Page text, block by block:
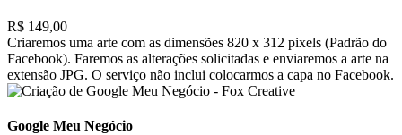
R$ 149,00
Criaremos uma arte com as dimensões 820 x 312 pixels (Padrão do
Facebook). Faremos as alterações solicitadas e enviaremos a arte na
extensão JPG. O serviço não inclui colocarmos a capa no Facebook.
Google Meu Negócio